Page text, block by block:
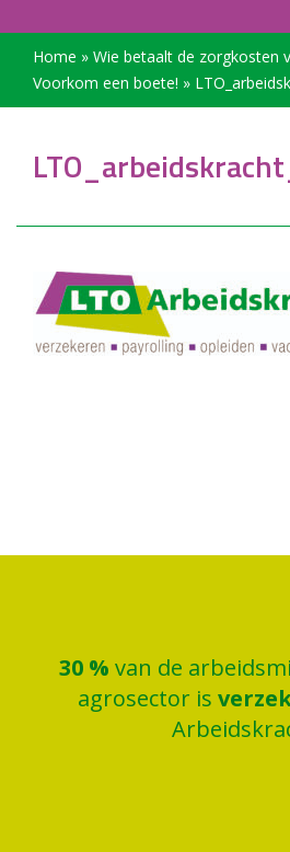
Home » Wie betaalt de zorgkosten
Voorkom een boete! »
30 % van de
agrosector is